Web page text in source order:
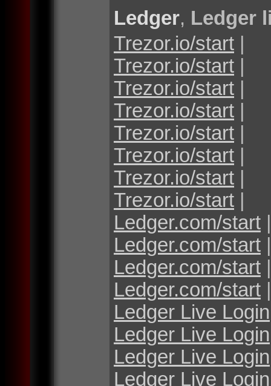
Ledger, Ledger
Trezor.io/start |
Trezor.io/start |
Trezor.io/start |
Trezor.io/start |
Trezor.io/start |
Trezor.io/start |
Trezor.io/start |
Trezor.io/start |
Ledger.com/start |
Ledger.com/start |
Ledger.com/start |
Ledger.com/start |
Ledger Live Login
Ledger Live Login
Ledger Live Login
Ledger Live Login